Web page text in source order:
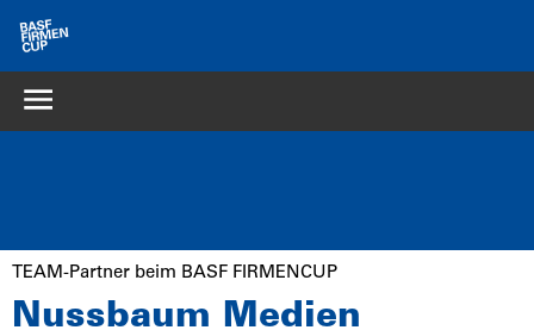
TEAM-Partner beim BASF FIRMENCUP
Nussbaum Medien